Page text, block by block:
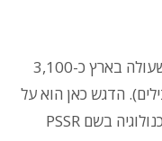
מדובר בגרסה עם ביצועים משופרים שעולה בארץ כ-3,100
הדגש כאן הוא על
שיפורים שונים בגרפיקה באמצעות טכנולוגיה בשם PSSR